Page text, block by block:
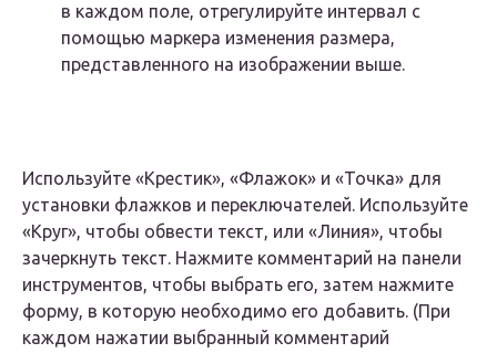
в каждом поле, отрегулируйте интервал с
помощью маркера изменения размера,
представленного на изображении выше.
Используйте «Крестик», «Флажок» и «Точка» для
установки флажков и переключателей. Используйте
«Круг», чтобы обвести текст, или «Линия», чтобы
зачеркнуть текст. Нажмите комментарий на панели
инструментов, чтобы выбрать его, затем нажмите
форму, в которую необходимо его добавить. (При
каждом нажатии выбранный комментарий